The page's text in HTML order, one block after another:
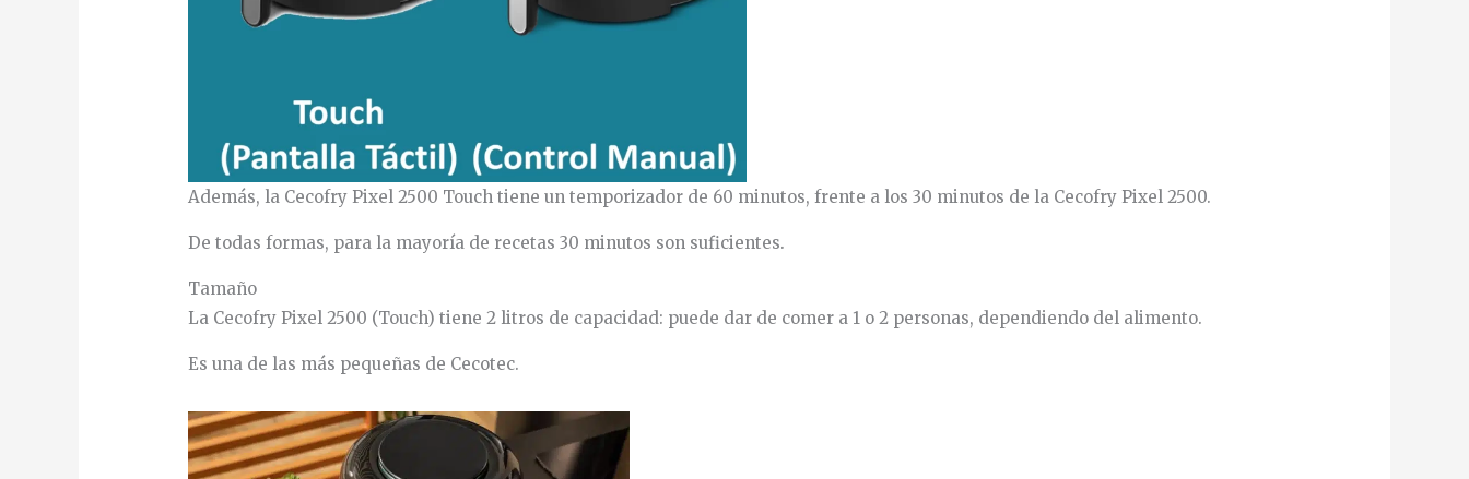
Además, la Cecofry Pixel 2500 Touch tiene un temporizador de 60 minutos, frente a los 30 minutos de la Cecofry Pixel 2500.
De todas formas, para la mayoría de recetas 30 minutos son suficientes.
Tamaño
La Cecofry Pixel 2500 (Touch) tiene 2 litros de capacidad: puede dar de comer a 1 o 2 personas, dependiendo del alimento.
Es una de las más pequeñas de Cecotec.